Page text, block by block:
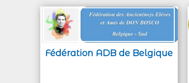
Fédération ADB de Belgique